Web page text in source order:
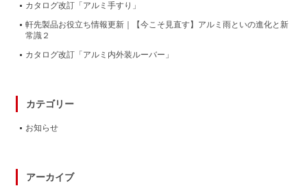
カタログ改訂「アルミ手すり」
軒先製品お役立ち情報更新｜【今こそ見直す】アルミ雨といの進化と新
常識２
カタログ改訂「アルミ内外装ルーバー」
カテゴリー
お知らせ
アーカイブ